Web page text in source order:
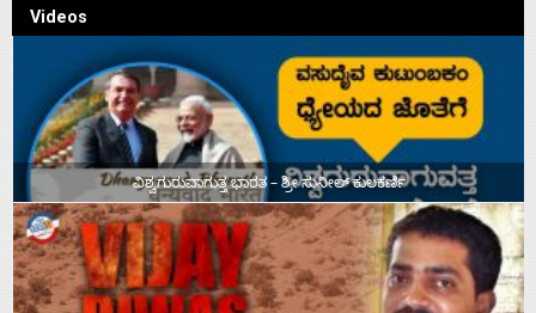
Videos
ವಿಶ್ವಗುರುವಾಗುತ್ತ ಭಾರತ – ಶ್ರೀ ಸುನೀಲ್‌ ಕುಲಕರ್ಣಿ